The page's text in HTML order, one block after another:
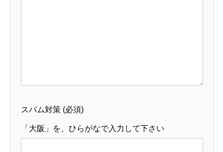
スパム対策 (必須)
「大阪」を、ひらがなで入力して下さい